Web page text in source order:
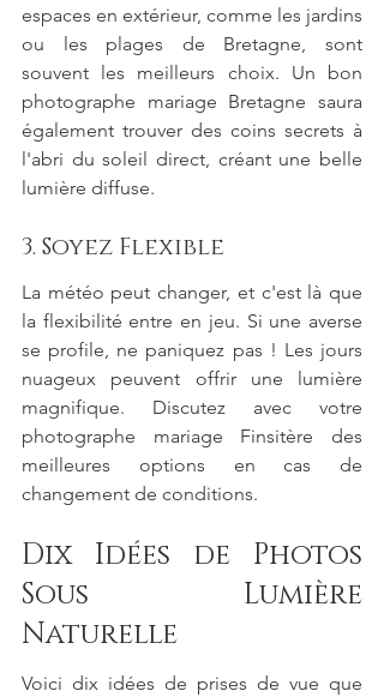
espaces en extérieur, comme les jardins
ou les plages de Bretagne, sont
souvent les meilleurs choix. Un bon
photographe mariage Bretagne saura
également trouver des coins secrets à
l'abri du soleil direct, créant une belle
lumière diffuse.
3. Soyez Flexible
La météo peut changer, et c'est là que
la flexibilité entre en jeu. Si une averse
se profile, ne paniquez pas ! Les jours
nuageux peuvent offrir une lumière
magnifique. Discutez avec votre
photographe mariage Finsitère des
meilleures options en cas de
changement de conditions.
Dix Idées de Photos
Sous Lumière
Naturelle
Voici dix idées de prises de vue que